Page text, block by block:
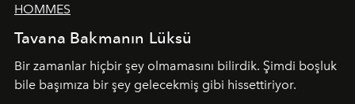
HOMMES
Tavana Bakmanın Lüksü
Bir zamanlar hiçbir şey olmamasını bilirdik. Şimdi boşluk
bile başımıza bir şey gelecekmiş gibi hissettiriyor.